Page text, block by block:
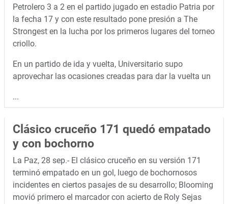
Petrolero 3 a 2 en el partido jugado en estadio Patria por
la fecha 17 y con este resultado pone presión a The
Strongest en la lucha por los primeros lugares del torneo
criollo.
En un partido de ida y vuelta, Universitario supo
aprovechar las ocasiones creadas para dar la vuelta un
...
Clásico cruceño 171 quedó empatado
y con bochorno
La Paz, 28 sep.- El clásico cruceño en su versión 171
terminó empatado en un gol, luego de bochornosos
incidentes en ciertos pasajes de su desarrollo; Blooming
movió primero el marcador con acierto de Roly Sejas